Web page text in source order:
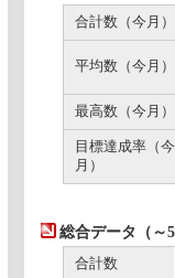
合計数（今月）
平均数（今月）
最高数（今月）
目標達成率（今
月）
総合データ（～5
合計数